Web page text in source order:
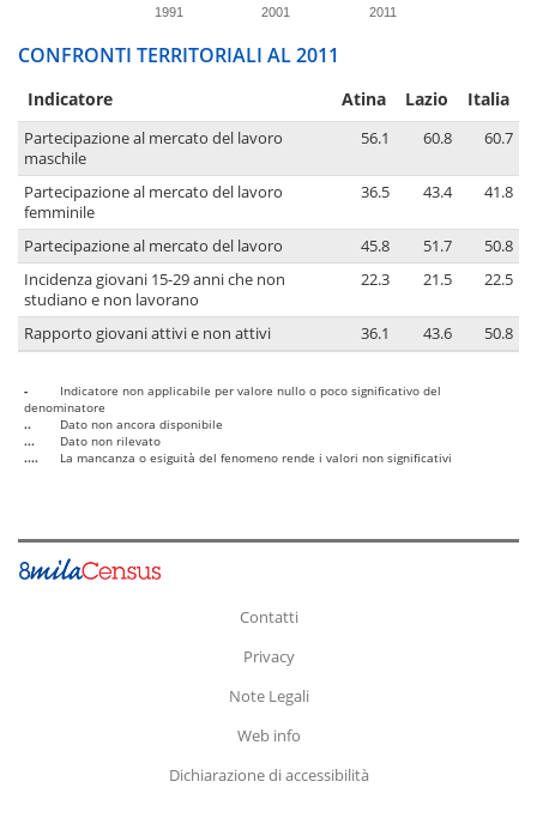
1991 2001 2011
CONFRONTI TERRITORIALI AL 2011
Indicatore Atina Lazio Italia
Partecipazione al mercato del lavoro
maschile
56.1 60.8 60.7
Partecipazione al mercato del lavoro
femminile
36.5 43.4 41.8
Partecipazione al mercato del lavoro 45.8 51.7
50.8
Incidenza giovani 15-29 anni che non
studiano e non lavorano
22.3 21.5 22.5
Rapporto giovani attivi e non attivi 36.1 43.6 50.8
-
Indicatore non applicabile per valore nullo o poco significativo del
denominatore
..
Dato non ancora disponibile
...
Dato non rilevato
....
La mancanza o esiguità del fenomeno rende i valori non significativi
Contatti
Privacy
Note Legali
Web info
Dichiarazione di accessibilità